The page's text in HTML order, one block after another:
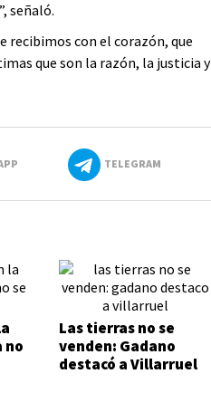
señaló.
recibimos con el corazón, que
que son la razón, la justicia y
TELEGRAM
no
Las tierras no se
venden: Gadano
destacó a Villarruel